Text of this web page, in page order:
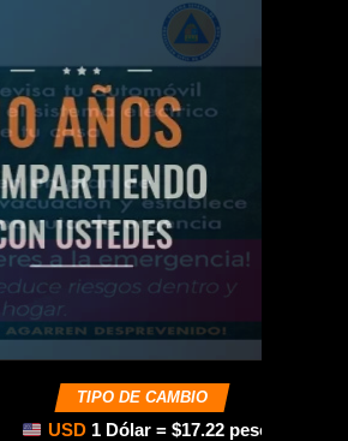
TIPO DE CAMBIO
USD 1 Dólar = $17.22 pesos